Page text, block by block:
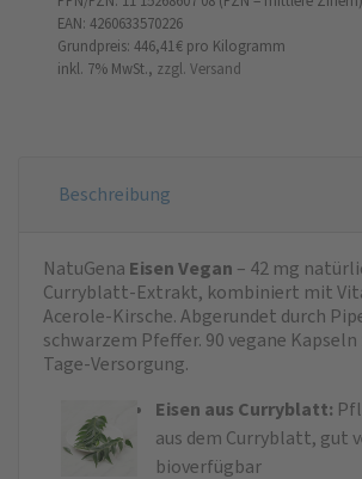
EAN: 4260633570226
Grundpreis: 446,41 € pro Kilogramm
inkl. 7% MwSt., zzgl. Versand
Beschreibung
NatuGena Eisen Vegan – 42 mg
Curryblatt-Extrakt, kombiniert mit
Acerole-Kirsche. Abgerundet durch
schwarzem Pfeffer. 90 vegane
Tage-Versorgung. ​
Eisen aus Curryblatt:
aus dem Curryblatt, gut
bioverfügbar